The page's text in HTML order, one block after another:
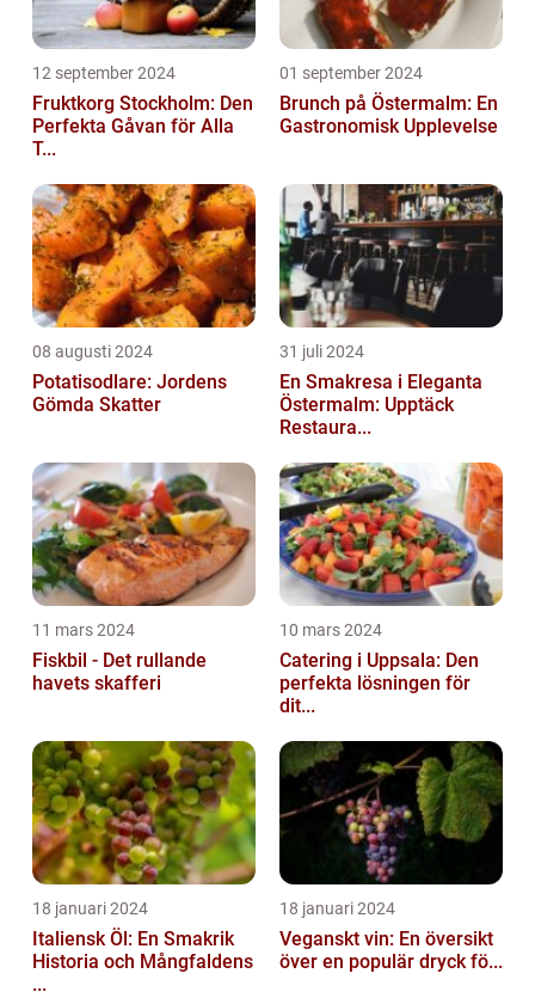
12 september 2024
Fruktkorg Stockholm: Den
Perfekta Gåvan för Alla
T...
01 september 2024
Brunch på Östermalm: En
Gastronomisk Upplevelse
08 augusti 2024
Potatisodlare: Jordens
Gömda Skatter
31 juli 2024
En Smakresa i Eleganta
Östermalm: Upptäck
Restaura...
11 mars 2024
Fiskbil - Det rullande
havets skafferi
10 mars 2024
Catering i Uppsala: Den
perfekta lösningen för
dit...
18 januari 2024
Italiensk Öl: En Smakrik
Historia och Mångfaldens
...
18 januari 2024
Veganskt vin: En översikt
över en populär dryck fö...